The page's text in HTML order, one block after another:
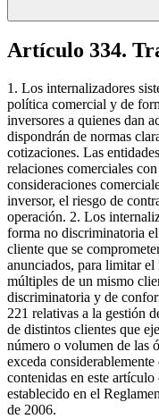
Artículo 334.
1. Los internalizadores
política comercial y de
inversores a quienes dan
dispondrán de normas
cotizaciones. Las
relaciones comerciales
consideraciones
inversor, el riesgo de
operación. 2. Los
forma no discriminatoria
cliente que se
anunciados, para limitar el
múltiples de un mismo
discriminatoria y de
221 relativas a la gestión
de distintos clientes que
número o volumen de las
exceda
contenidas en este
establecido en el
de 2006.